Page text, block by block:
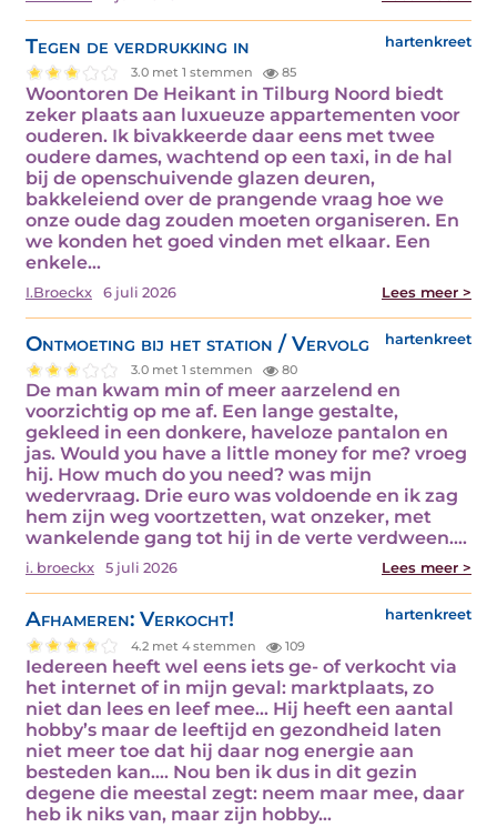
Tegen de verdrukking in hartenkreet
3.0 met 1 stemmen 85
Woontoren De Heikant in Tilburg Noord biedt
zeker plaats aan luxueuze appartementen voor
ouderen. Ik bivakkeerde daar eens met twee
oudere dames, wachtend op een taxi, in de hal
bij de openschuivende glazen deuren,
bakkeleiend over de prangende vraag hoe we
onze oude dag zouden moeten organiseren. En
we konden het goed vinden met elkaar. Een
enkele…
I.Broeckx 6 juli 2026 Lees meer >
Ontmoeting bij het station / Vervolg hartenkreet
3.0 met 1 stemmen 80
De man kwam min of meer aarzelend en
voorzichtig op me af. Een lange gestalte,
gekleed in een donkere, haveloze pantalon en
jas. Would you have a little money for me? vroeg
hij. How much do you need? was mijn
wedervraag. Drie euro was voldoende en ik zag
hem zijn weg voortzetten, wat onzeker, met
wankelende gang tot hij in de verte verdween.…
i. broeckx 5 juli 2026 Lees meer >
Afhameren: Verkocht! hartenkreet
4.2 met 4 stemmen 109
Iedereen heeft wel eens iets ge- of verkocht via
het internet of in mijn geval: marktplaats, zo
niet dan lees en leef mee… Hij heeft een aantal
hobby’s maar de leeftijd en gezondheid laten
niet meer toe dat hij daar nog energie aan
besteden kan…. Nou ben ik dus in dit gezin
degene die meestal zegt: neem maar mee, daar
heb ik niks van, maar zijn hobby…